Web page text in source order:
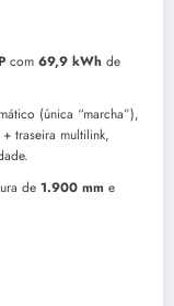
com 69,9 kWh de
(única “marcha”),
traseira multilink,
de 1.900 mm e